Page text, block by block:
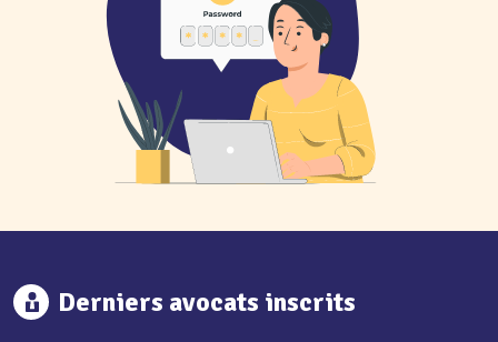
Derniers avocats inscrits